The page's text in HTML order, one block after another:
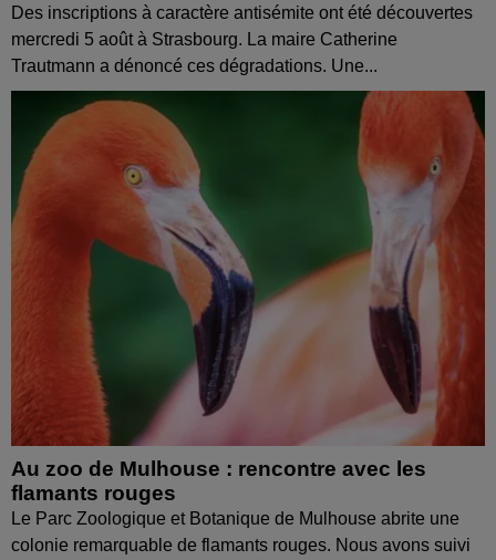
Des inscriptions à caractère antisémite ont été découvertes
mercredi 5 août à Strasbourg. La maire Catherine
Trautmann a dénoncé ces dégradations. Une...
Au zoo de Mulhouse : rencontre avec les
flamants rouges
Le Parc Zoologique et Botanique de Mulhouse abrite une
colonie remarquable de flamants rouges. Nous avons suivi